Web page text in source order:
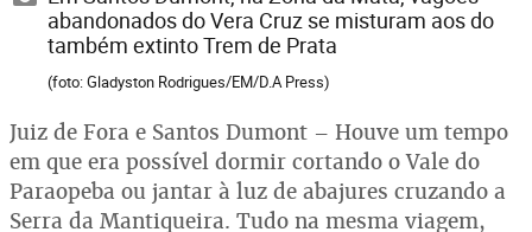
abandonados do Vera Cruz se misturam aos do
também extinto Trem de Prata
(foto: Gladyston Rodrigues/EM/D.A Press)
Juiz de Fora e Santos Dumont – Houve um tempo
em que era possível dormir cortando o Vale do
Paraopeba ou jantar à luz de abajures cruzando a
Serra da Mantiqueira. Tudo na mesma viagem,